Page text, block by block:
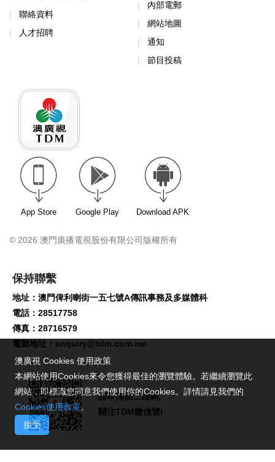
聯絡資料
人才招聘
內部電郵
網站地圖
通知
節目投稿
App Store Google Play Download APK
© 2026 澳門廣播電視股份有限公司版權所有
保持聯繫
地址：澳門俾利喇街一五七號A傳訊事務及多媒體科
電話：28517758
傳真：28716579
電郵地址： enquiry@tdm.com.mo
請即掃描二維碼,
關注TDM微信號!
澳廣視 Cookies 使用政策
本網站使用Cookies來令您獲得最佳的瀏覽體驗。若繼續瀏覽此
網站，即標識您同意我們使用你的Cookies。詳情請見我們的
Cookies使用政策。
接受